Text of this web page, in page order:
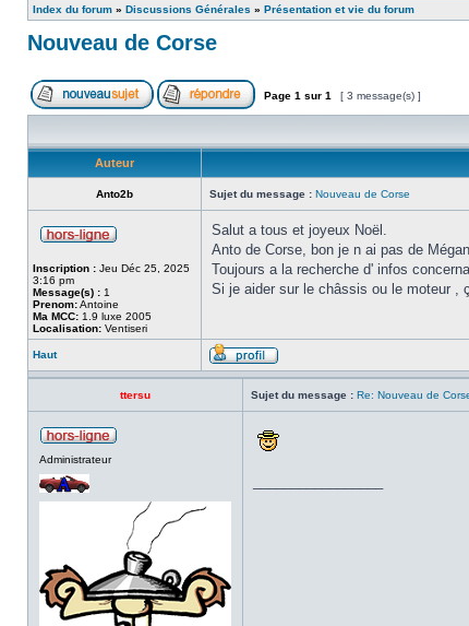
Index du forum » Discussions Générales » Présentation et vie du forum
Nouveau de Corse
Page 1 sur 1 [ 3 message(s) ]
Auteur
Anto2b Sujet du message : Nouveau de Corse
Inscription : Jeu Déc 25, 2025
3:16 pm
Message(s) : 1
Prenom:Antoine
Ma MCC: 1.9 luxe 2005
Localisation: Ventiseri
Salut a tous et joyeux Noël.
Anto de Corse, bon je n ai pas de
Toujours a la recherche d' infos
Si je aider sur le châssis ou le moteur ,
Haut
ttersu Sujet du message : Re: Nouveau de
Administrateur